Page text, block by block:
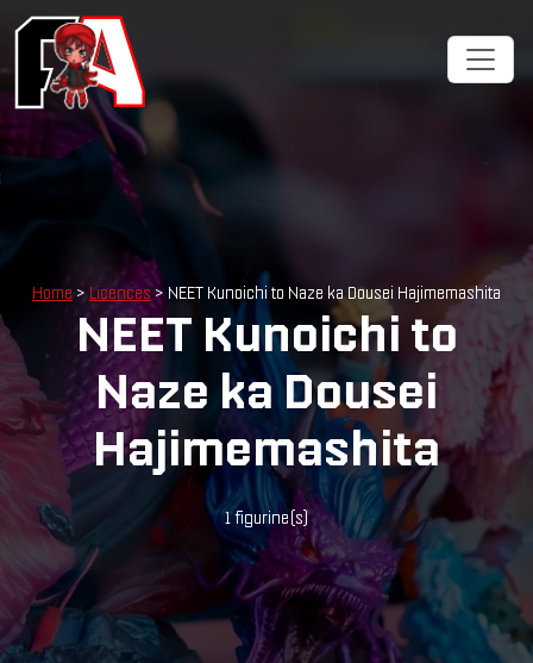
Home > Licences > NEET Kunoichi to Naze ka Dousei Hajimemashita
NEET Kunoichi to
Naze ka Dousei
Hajimemashita
1 figurine(s)